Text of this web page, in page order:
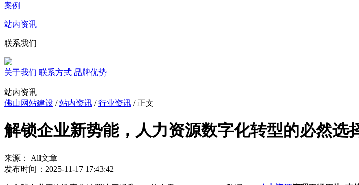
案例
站内资讯
联系我们
关于我们 联系方式 品牌优势
站内资讯
佛山网站建设 /站内资讯 /行业资讯 / 正文
解锁企业新势能，人力资源数字化转型的必然选
来源： All文章
发布时间：2025-11-17 17:43:42